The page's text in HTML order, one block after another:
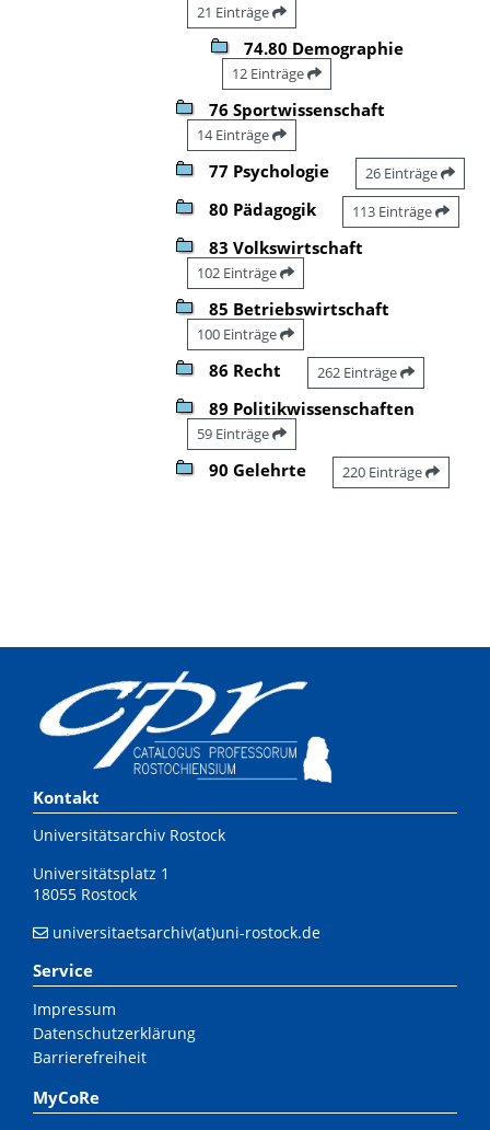
21 Einträge
74.80 Demographie
12 Einträge
76 Sportwissenschaft
14 Einträge
77 Psychologie 26 Einträge
80 Pädagogik 113 Einträge
83 Volkswirtschaft
102 Einträge
85 Betriebswirtschaft
100 Einträge
86 Recht 262 Einträge
89 Politikwissenschaften
59 Einträge
90 Gelehrte 220 Einträge
Kontakt
Universitätsarchiv Rostock
Universitätsplatz 1
18055 Rostock
universitaetsarchiv(at)uni-rostock.de
Service
Impressum
Datenschutzerklärung
Barrierefreiheit
MyCoRe